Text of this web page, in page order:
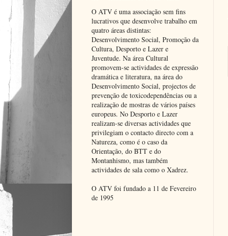
O ATV é uma associação sem fins
lucrativos que desenvolve trabalho em
quatro áreas distintas:
Desenvolvimento Social, Promoção da
Cultura, Desporto e Lazer e
Juventude. Na área Cultural
promovem-se actividades de expressão
dramática e literatura, na área do
Desenvolvimento Social, projectos de
prevenção de toxicodependências ou a
realização de mostras de vários países
europeus. No Desporto e Lazer
realizam-se diversas actividades que
privilegiam o contacto directo com a
Natureza, como é o caso da
Orientação, do BTT e do
Montanhismo, mas também
actividades de sala como o Xadrez.
O ATV foi fundado a 11 de Fevereiro
de 1995